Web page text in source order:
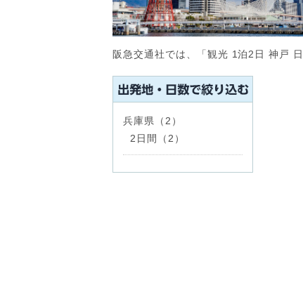
阪急交通社では、「観光 1泊2日 神戸
兵庫県（2）
2日間（2）